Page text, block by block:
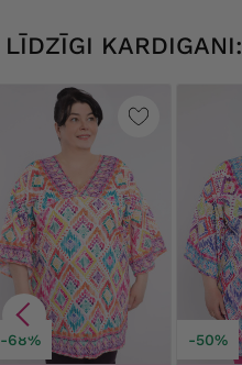
LĪDZĪGI KARDIGANI:
-68% -50%